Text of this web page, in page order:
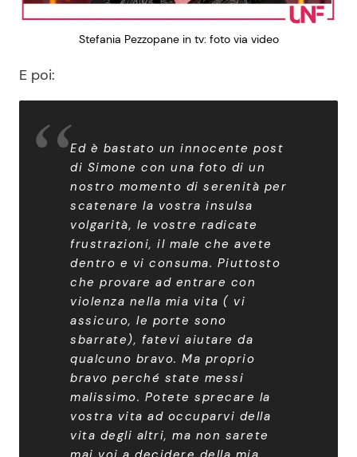
Stefania Pezzopane in tv: foto via video
E poi:
Ed è bastato un innocente post
di Simone con una foto di un
nostro momento di serenità per
scatenare la vostra insulsa
volgarità, le vostre radicate
frustrazioni, il male che avete
dentro e vi consuma. Piuttosto
che provare ad entrare con
violenza nella mia vita ( vi
assicuro, le porte sono
sbarrate), fatevi aiutare da
qualcuno bravo. Ma proprio
bravo perché state messi
malissimo. Potete sprecare la
vostra vita ad occuparvi della
vita degli altri, ma non sarete